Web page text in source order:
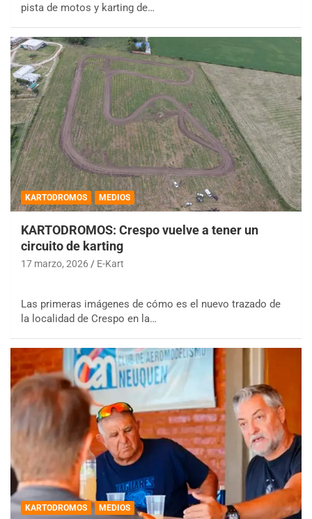
pista de motos y karting de…
KARTODROMOS MEDIOS
KARTODROMOS: Crespo vuelve a tener un
circuito de karting
17 marzo, 2026 E-Kart
Las primeras imágenes de cómo es el nuevo trazado de
la localidad de Crespo en la…
KARTODROMOS MEDIOS